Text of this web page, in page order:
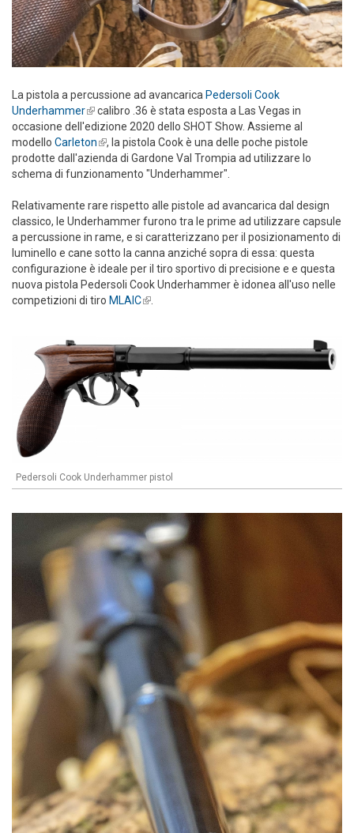
La pistola a percussione ad avancarica Pedersoli Cook
Underhammer(link is external)
calibro .36 è stata esposta a Las Vegas in
occasione dell'edizione 2020 dello SHOT Show. Assieme al
modello Carleton(link is external)
, la pistola Cook è una delle poche pistole
prodotte dall'azienda di Gardone Val Trompia ad utilizzare lo
schema di funzionamento "Underhammer".
Relativamente rare rispetto alle pistole ad avancarica dal design
classico, le Underhammer furono tra le prime ad utilizzare capsule
a percussione in rame, e si caratterizzano per il posizionamento di
luminello e cane sotto la canna anziché sopra di essa: questa
configurazione è ideale per il tiro sportivo di precisione e e questa
nuova pistola Pedersoli Cook Underhammer è idonea all'uso nelle
competizioni di tiro MLAIC(link is external)
Pedersoli Cook Underhammer pistol